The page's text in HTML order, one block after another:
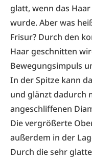
glatt, wenn das
wurde. Aber was
Frisur? Durch den
Haar geschnitten
Bewegungsimpuls
In der Spitze kann
und glänzt dadurch
angeschliffenen
Die vergrößerte
außerdem in der
Durch die sehr